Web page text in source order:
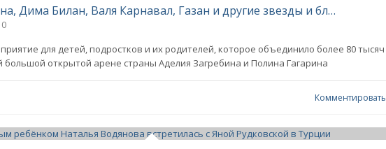
Полина Гагарина, Дима Билан, Валя Карнавал, Газан и другие звезды и блогеры выступили на фестивале «ТопФест» в День России
0
для детей, подростков и их родителей, которое объединило более 80 тысяч
большой открытой арене страны Аделия Загребина и Полина Гагарина
Комментировать